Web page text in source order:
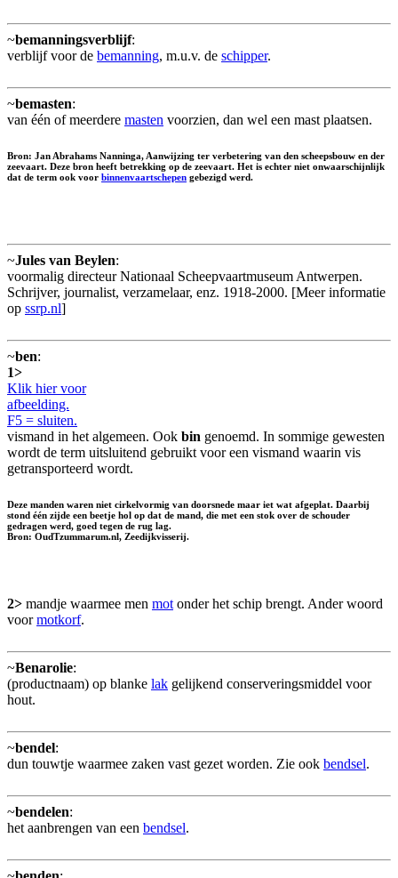
~bemanningsverblijf:
verblijf voor de bemanning, m.u.v. de schipper.
~bemasten:
van één of meerdere masten voorzien, dan wel een mast plaatsen.
Bron: Jan Abrahams Nanninga, Aanwijzing ter verbetering van den scheepsbouw en der
zeevaart. Deze bron heeft betrekking op de zeevaart. Het is echter niet onwaarschijnlijk
dat de term ook voor binnenvaartschepen gebezigd werd.
~Jules van Beylen:
voormalig directeur Nationaal Scheepvaartmuseum Antwerpen.
Schrijver, journalist, verzamelaar, enz. 1918-2000. [Meer informatie
op ssrp.nl]
~ben:
1>
Klik hier voor
afbeelding.
F5 = sluiten.
vismand in het algemeen. Ook bin genoemd. In sommige gewesten
wordt de term uitsluitend gebruikt voor een vismand waarin vis
getransporteerd wordt.
Deze manden waren niet cirkelvormig van doorsnede maar iet wat afgeplat. Daarbij
stond één zijde een beetje hol op dat de mand, die met een stok over de schouder
gedragen werd, goed tegen de rug lag.
Bron: OudTzummarum.nl, Zeedijkvisserij.
2> mandje waarmee men mot onder het schip brengt. Ander woord
voormotkorf.
~Benarolie:
(productnaam) op blanke lak gelijkend conserveringsmiddel voor
hout.
~bendel:
dun touwtje waarmee zaken vast gezet worden. Zie ook bendsel.
~bendelen:
het aanbrengen van een bendsel.